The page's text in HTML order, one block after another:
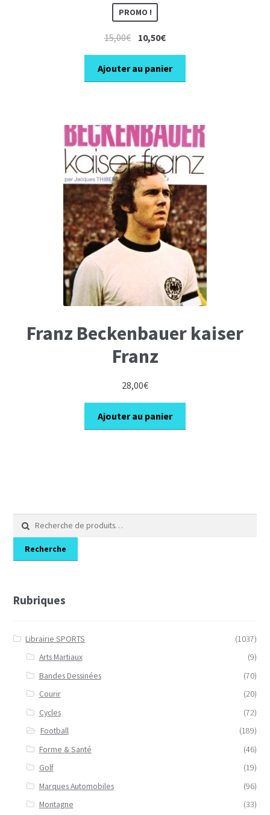
PROMO !
15,00€ Le
prix
initial
était :
10,50€Le
prix
actuel
est :
Ajouter au panier
Franz Beckenbauer kaiser
Franz
28,00€
Ajouter au panier
pour :
Recherche
Rubriques
Librairie SPORTS
(1037)
Arts Martiaux
(9)
Bandes Dessinées
(70)
Courir
(20)
Cycles
(72)
Football
(189)
Forme & Santé
(46)
Golf
(19)
Marques Automobiles
(96)
Montagne
(33)